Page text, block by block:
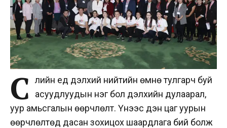
С
үүлийн үед дэлхий нийтийн өмнө тулгарч буй
асуудлуудын нэг бол дэлхийн дулаарал,
уур амьсгалын өөрчлөлт. Үүнээс үүдэн цаг уурын
өөрчлөлтөд дасан зохицох шаардлага бий болж